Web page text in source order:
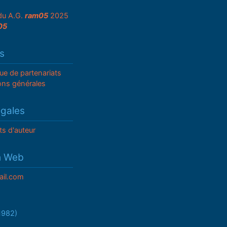
A.G. ram052025
de partenariats
générales
d'auteur
Web